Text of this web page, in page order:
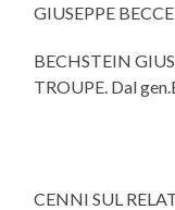
GIUSEPPE BECCE
BECHSTEIN
TROUPE. Dal
CENNI SUL